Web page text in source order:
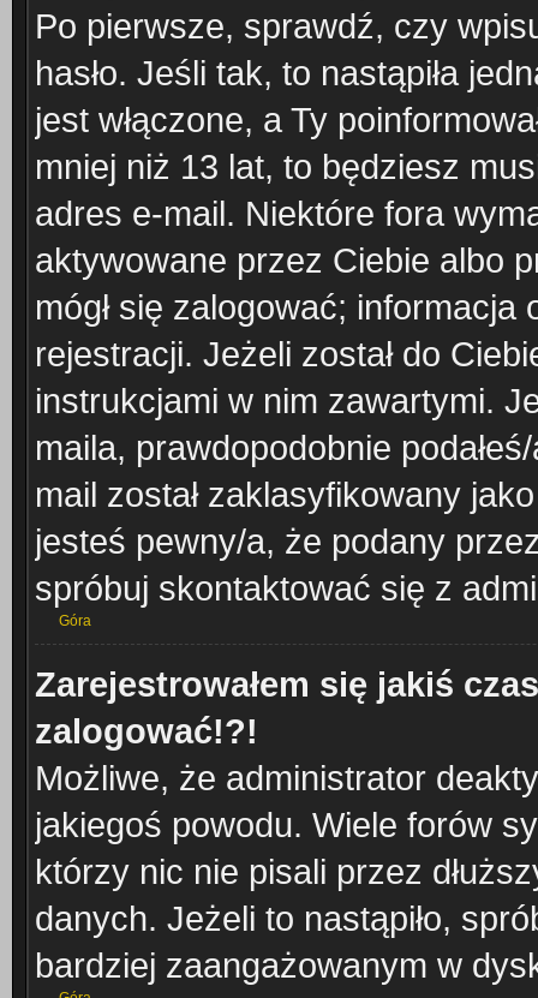
Po pierwsze, sprawdź, czy
hasło. Jeśli tak, to nastąpiła
jest włączone, a Ty
mniej niż 13 lat, to będziesz
adres e-mail. Niektóre fora
aktywowane przez Ciebie albo
mógł się zalogować;
rejestracji. Jeżeli został do
instrukcjami w nim zawartymi.
maila, prawdopodobnie
mail został zaklasyfikowany
jesteś pewny/a, że podany
spróbuj skontaktować się z
Góra
Zarejestrowałem się jakiś
zalogować!?!
Możliwe, że administrator
jakiegoś powodu. Wiele forów
którzy nic nie pisali przez
danych. Jeżeli to nastąpiło,
bardziej zaangażowanym w